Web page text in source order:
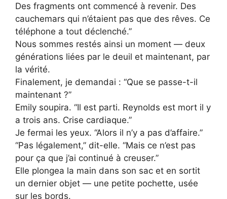
Des fragments ont commencé à revenir. Des
cauchemars qui n’étaient pas que des rêves. Ce
téléphone a tout déclenché.”
Nous sommes restés ainsi un moment — deux
générations liées par le deuil et maintenant, par
la vérité.
Finalement, je demandai : “Que se passe-t-il
maintenant ?”
Emily soupira. “Il est parti. Reynolds est mort il y
a trois ans. Crise cardiaque.”
Je fermai les yeux. “Alors il n’y a pas d’affaire.”
“Pas légalement,” dit-elle. “Mais ce n’est pas
pour ça que j’ai continué à creuser.”
Elle plongea la main dans son sac et en sortit
un dernier objet — une petite pochette, usée
sur les bords.